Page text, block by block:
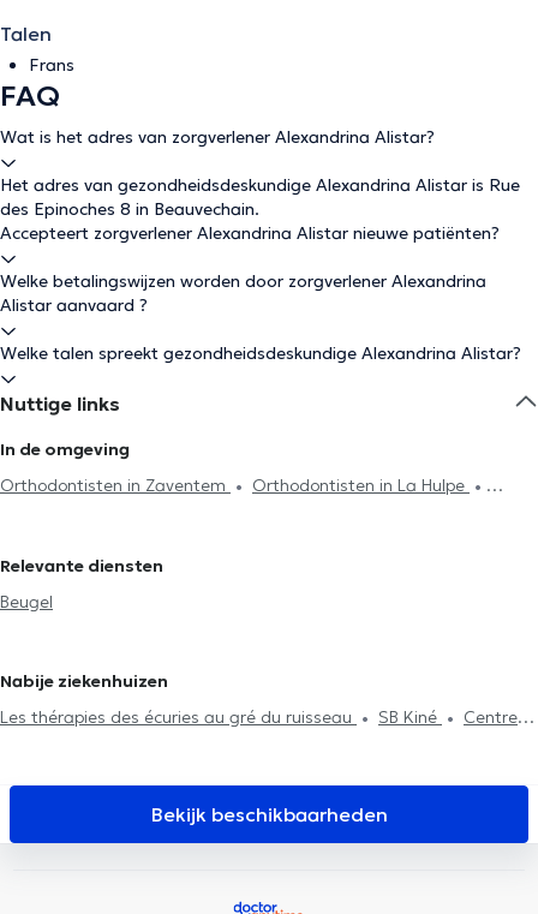
Talen
Frans
FAQ
Wat is het adres van zorgverlener Alexandrina Alistar?
Het adres van gezondheidsdeskundige Alexandrina Alistar is Rue
des Epinoches 8 in Beauvechain.
Accepteert zorgverlener Alexandrina Alistar nieuwe patiënten?
Welke betalingswijzen worden door zorgverlener Alexandrina
Alistar aanvaard ?
Welke talen spreekt gezondheidsdeskundige Alexandrina Alistar?
Nuttige links
In de omgeving
Orthodontisten in Zaventem
Orthodontisten in La Hulpe
Relevante diensten
Beugel
Nabije ziekenhuizen
Les thérapies des écuries au gré du ruisseau
SB Kiné
Centre
Centre médical des 4 sapins
CentrEmergences
Lazeo Wavre
2B Clinic
TriBE Concept Chaumont-Gistoux
easyFit&Recovery
Bekijk beschikbaarheden